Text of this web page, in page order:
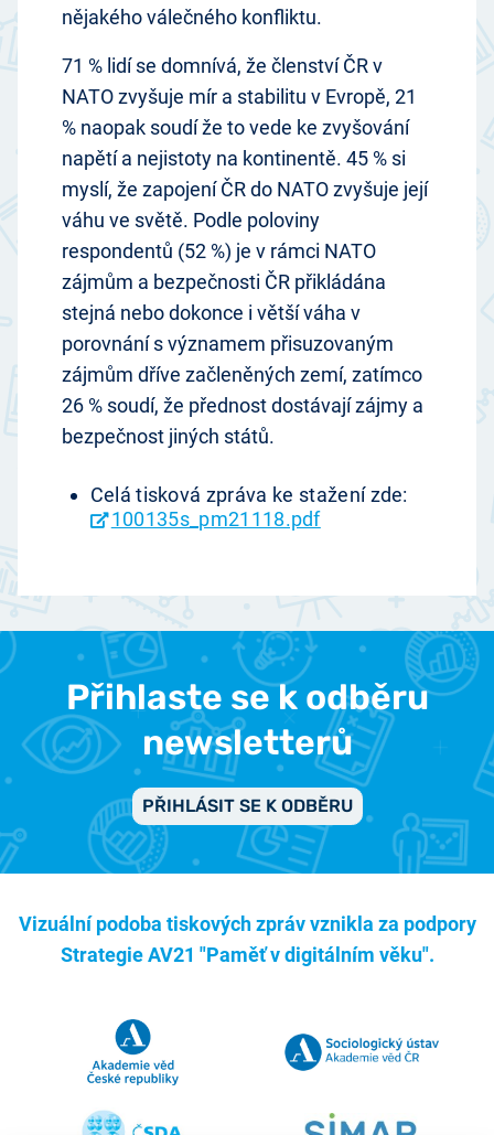
nějakého válečného konfliktu.
71 % lidí se domnívá, že členství ČR v
NATO zvyšuje mír a stabilitu v Evropě, 21
% naopak soudí že to vede ke zvyšování
napětí a nejistoty na kontinentě. 45 % si
myslí, že zapojení ČR do NATO zvyšuje její
váhu ve světě. Podle poloviny
respondentů (52 %) je v rámci NATO
zájmům a bezpečnosti ČR přikládána
stejná nebo dokonce i větší váha v
porovnání s významem přisuzovaným
zájmům dříve začleněných zemí, zatímco
26 % soudí, že přednost dostávají zájmy a
bezpečnost jiných států.
Celá tisková zpráva ke stažení zde:
100135s_pm21118.pdf
Přihlaste se k odběru
newsletterů
PŘIHLÁSIT SE K ODBĚRU
Vizuální podoba tiskových zpráv vznikla za podpory
Strategie AV21 "Paměť v digitálním věku".